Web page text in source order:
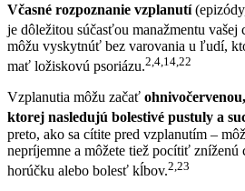
Včasné rozpoznanie vzplanutí
je dôležitou súčasťou manažmentu vašej
môžu vyskytnúť bez varovania u ľudí,
mať ložiskovú psoriázu.2,4,14,22
Vzplanutia môžu začať
ktorej nasledujú bolestivé pustuly a
preto, ako sa cítite pred vzplanutím –
nepríjemne a môžete tiež pocítiť
horúčku alebo bolesť kĺbov.2,23